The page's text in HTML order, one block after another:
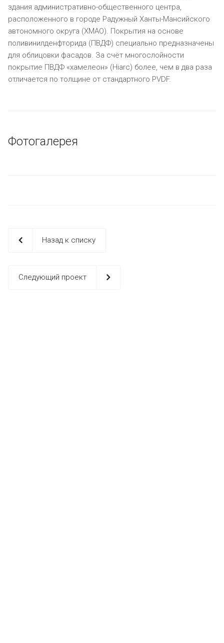
здания административно-общественного центра,
расположенного в городе Радужный Ханты-Мансийского
автономного округа (ХМАО). Покрытия на основе
поливинилденфторида (ПВДФ) специально предназначены
для облицовки фасадов. За счёт многослойности
покрытие ПВДФ «хамелеон» (Hiarc) более, чем в два раза
отличается по толщине от стандартного PVDF.
Фотогалерея
Назад к списку
Следующий проект